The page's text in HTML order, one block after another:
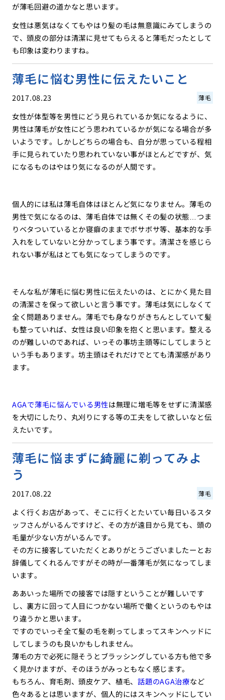
が薄毛回避の道かなと思います。
女性は悪気はなくてもやはり髪の毛は無意識にみてしまうの
で、頭皮の部分は清潔に見せてもらえると薄毛だったとして
も印象は変わりますね。
薄毛に悩む男性に伝えたいこと
2017.08.23 薄毛
女性が体型等を男性にどう見られているか気になるように、
男性は薄毛が女性にどう思われているかが気になる場合が多
いようです。しかしどちらの場合も、自分が思っている程相
手に見られていたり思われていない事がほとんどですが、気
になるものはやはり気になるのが人間です。
個人的には私は薄毛自体はほとんど気になりません。薄毛の
男性で気になるのは、薄毛自体では無くその髪の状態…つま
りベタついているとか寝癖のままでボサボサ等、基本的な手
入れをしていないと分かってしまう事です。清潔さを感じら
れない事が私はとても気になってしまうのです。
そんな私が薄毛に悩む男性に伝えたいのは、とにかく見た目
の清潔さを保って欲しいと言う事です。薄毛は気にしなくて
全く問題ありません。薄毛でも身なりがきちんとしていて髪
も整っていれば、女性は良い印象を抱くと思います。整える
のが難しいのであれば、いっその事坊主頭等にしてしまうと
いう手もあります。坊主頭はそれだけでとても清潔感があり
ます。
AGAで薄毛に悩んでいる男性は無理に増毛等をせずに清潔感
を大切にしたり、丸刈りにする等の工夫をして欲しいなと伝
えたいです。
薄毛に悩まずに綺麗に剃ってみよ
う
2017.08.22 薄毛
よく行くお店があって、そこに行くとたいてい毎日いるスタ
ッフさんがいるんですけど、その方が遠目から見ても、頭の
毛量が少ない方がいるんです。
その方に接客していただくとありがとうございましたーとお
辞儀してくれるんですがその時が一番薄毛が気になってしま
います。
ああいった場所での接客では隠すということが難しいです
し、裏方に回って人目につかない場所で働くというのもやは
り違うかと思います。
ですのでいっそ全て髪の毛を剃ってしまってスキンヘッドに
してしまうのも良いかもしれません。
薄毛の方で必死に隠そうとブラッシングしている方も他で多
く見かけますが、そのほうがみっともなく感じます。
もちろん、育毛剤、頭皮ケア、植毛、話題のAGA治療など
色々あるとは思いますが、個人的にはスキンヘッドにしてい